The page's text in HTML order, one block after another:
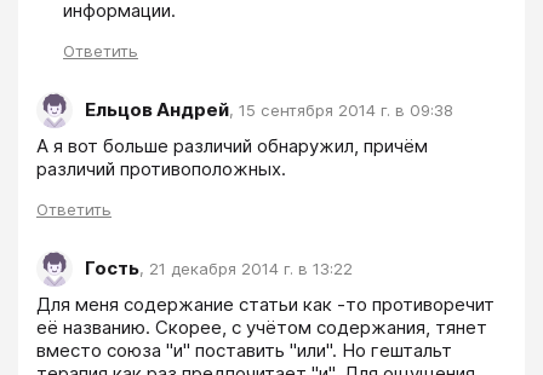
Ответить
Ельцов Андрей, 15 сентября 2014 г. в 09:38
А я вот больше различий обнаружил, причём
различий противоположных.
Ответить
Гость, 21 декабря 2014 г. в 13:22
Для меня содержание статьи как -то противоречит
её названию. Скорее, с учётом содержания, тянет
вместо союза "и" поставить "или". Но гештальт